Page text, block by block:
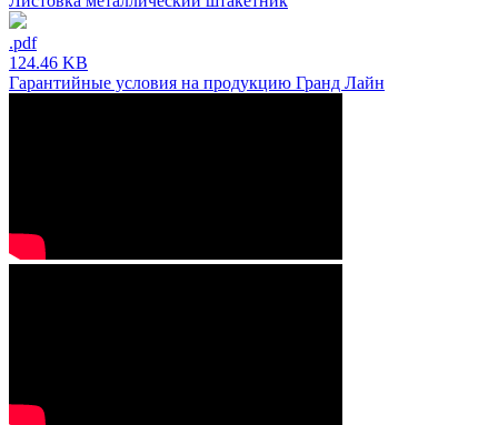
.pdf
124.46 KB
Гарантийные условия на продукцию Гранд Лайн